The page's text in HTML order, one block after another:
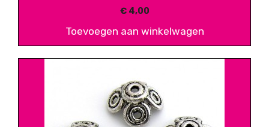
€4,00
Toevoegen aan winkelwagen